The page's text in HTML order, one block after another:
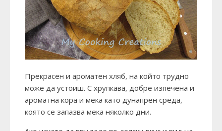
Прекрасен и ароматен хляб, на който трудно
може да устоиш. С хрупкава, добре изпечена и
ароматна кора и мека като дунапрен среда,
която се запазва мека няколко дни.